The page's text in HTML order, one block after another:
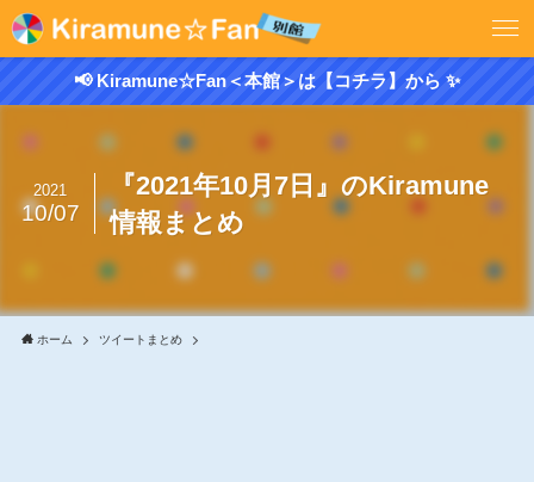
📢 Kiramune☆Fan＜本館＞は【コチラ】から ✨
『2021年10月7日』のKiramune
情報まとめ
2021
10/07
ホーム ツイートまとめ